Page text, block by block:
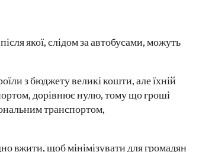
якої, слідом за автобусами, можуть
з бюджету великі кошти, але їхній
дорівнює нулю, тому що гроші
транспортом,
вжити, щоб мінімізувати для громадян